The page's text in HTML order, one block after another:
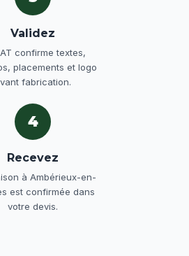
Validez
confirme textes,
placements et logo
fabrication.
4
Recevez
à Ambérieux-en-
est confirmée dans
votre devis.